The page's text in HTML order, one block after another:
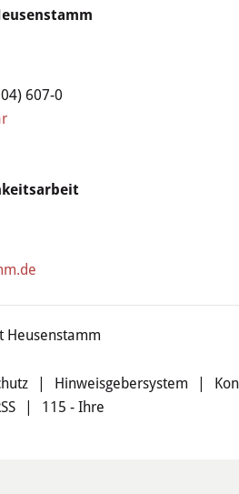
607-0
Heusenstamm
| Hinweisgebersystem |
|
115 - Ihre